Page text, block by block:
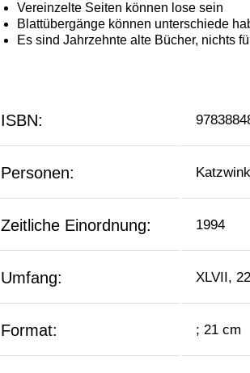
ISBN:
Personen:
Zeitliche Einordnung: 1994
Umfang: XLVII,
Format: ; 21 cm